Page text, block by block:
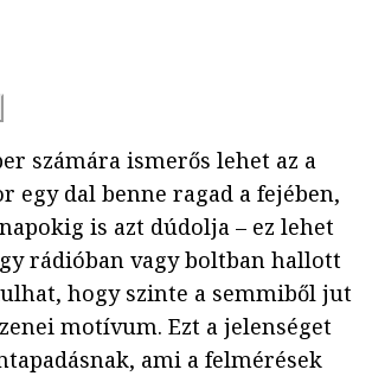
számára ismerős lehet az a
egy dal benne ragad a fejében,
is azt dúdolja – ez lehet
rádióban vagy boltban hallott
hogy szinte a semmiből jut
motívum. Ezt a jelenséget
ami a felmérések